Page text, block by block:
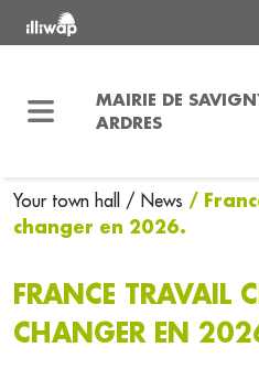
MAIRIE DE
ARDRES
Your town hall / News /
changer en 2026.
FRANCE TRAVAIL
CHANGER EN